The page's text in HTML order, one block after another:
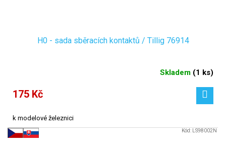
H0 - sada sběracích kontaktů / Tillig 76914
Skladem (1 ks)
175 Kč
k modelové železnici
Kód: LS98002N